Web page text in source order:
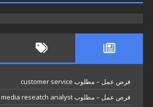
فرص عمل – مطلوب customer service
فرص عمل – مطلوب media reseatch analyst